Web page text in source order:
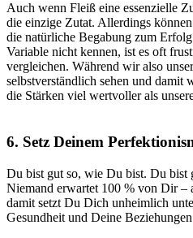
Auch wenn Fleiß eine essenzielle
die einzige Zutat. Allerdings
die natürliche Begabung zum
Variable nicht kennen, ist es oft
vergleichen. Während wir also
selbstverständlich sehen und damit
die Stärken viel wertvoller als
6. Setz Deinem
Du bist gut so, wie Du bist. Du bist
Niemand erwartet 100 % von Dir –
damit setzt Du Dich unheimlich
Gesundheit und Deine Beziehungen